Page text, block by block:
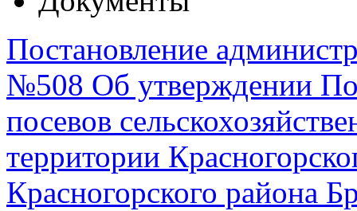
Постановление
№508 Об утверждении
посевов
территории
Красногорского района